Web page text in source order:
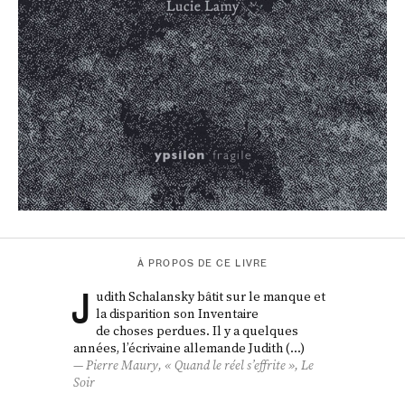
À PROPOS DE CE LIVRE
J udith Schalansky bâtit sur le manque et
la disparition son Inventaire
de choses perdues. Il y a quelques
années, l’écrivaine allemande Judith (…)
Pierre Maury, « Quand le réel s’effrite »,Le
Soir